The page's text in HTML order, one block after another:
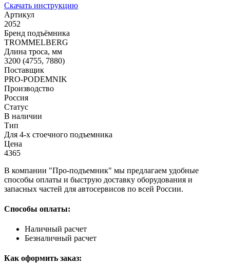
Скачать инструкцию
Артикул
2052
Бренд подъёмника
TROMMELBERG
Длина троса, мм
3200 (4755, 7880)
Поставщик
PRO-PODEMNIK
Производство
Россия
Статус
В наличии
Тип
Для 4-х стоечного подъемника
Цена
4365
В компании "Про-подъемник" мы предлагаем удобные
способы оплаты и быструю доставку оборудования и
запасных частей для автосервисов по всей России.
Способы оплаты:
Наличный расчет
Безналичный расчет
Как оформить заказ: